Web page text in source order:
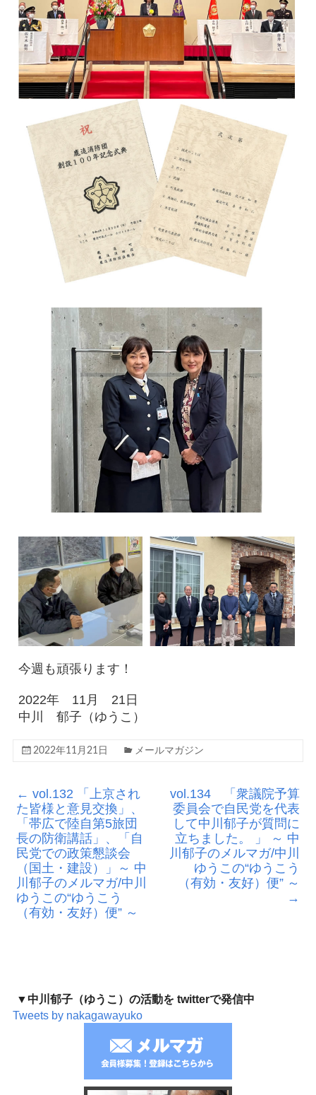
今週も頑張ります！
2022年 11月 21日
中川 郁子（ゆうこ）
2022年11月21日 メールマガジン
← vol.132 「上京され
た皆様と意見交換」、
「帯広で陸自第5旅団
長の防衛講話」、「自
民党での政策懇談会
（国土・建設）」～ 中
川郁子のメルマガ/中川
ゆうこの“ゆうこう
（有効・友好）便” ～
vol.134 「衆議院予算
委員会で自民党を代表
して中川郁子が質問に
立ちました。 」 ～ 中
川郁子のメルマガ/中川
ゆうこの“ゆうこう
（有効・友好）便” ～
→
▼中川郁子（ゆうこ）の活動を twitterで発信中
Tweets by nakagawayuko